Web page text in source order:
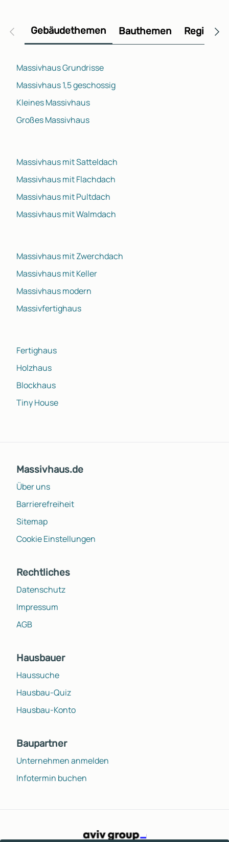
Gebäudethemen Bauthemen
Massivhaus Grundrisse
Massivhaus 1,5 geschossig
Kleines Massivhaus
Großes Massivhaus
Massivhaus mit Satteldach
Massivhaus mit Flachdach
Massivhaus mit Pultdach
Massivhaus mit Walmdach
Massivhaus mit Zwerchdach
Massivhaus mit Keller
Massivhaus modern
Massivfertighaus
Fertighaus
Holzhaus
Blockhaus
Tiny House
Massivhaus.de
Über uns
Barrierefreiheit
Sitemap
Cookie Einstellungen
Rechtliches
Datenschutz
Impressum
AGB
Hausbauer
Haussuche
Hausbau-Quiz
Hausbau-Konto
Baupartner
Unternehmen anmelden
Infotermin buchen